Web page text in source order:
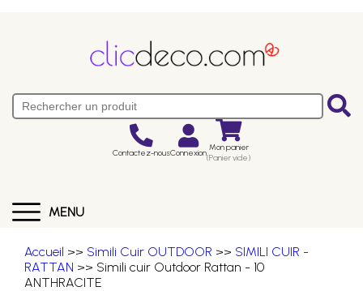
Contactez-nousConnexion Mon panier
(Panier vide)
MENU
Accueil >> Simili Cuir OUTDOOR >> SIMILI CUIR -
RATTAN >> Simili cuir Outdoor Rattan - 10
ANTHRACITE